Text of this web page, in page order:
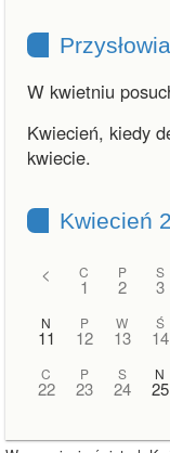
Przysłowia
W kwietniu
Kwiecień, kiedy
kwiecie.
Kwiecień
< C
1
P
2
S
3
N
11
P
12
W
13
Ś
14
C
22
P
23
S
24
N
25